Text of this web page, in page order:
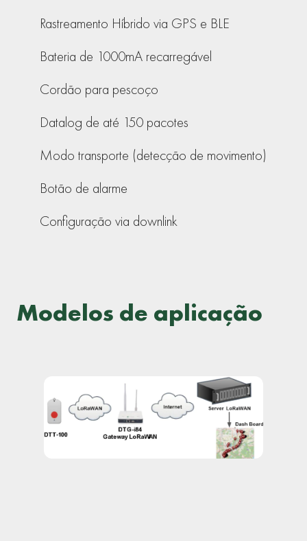
Rastreamento Híbrido via GPS e BLE
Bateria de 1000mA recarregável
Cordão para pescoço
Datalog de até 150 pacotes
Modo transporte (detecção de movimento)
Botão de alarme
Configuração via downlink
Modelos de aplicação